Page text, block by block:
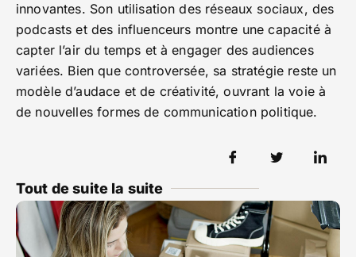
innovantes. Son utilisation des réseaux sociaux, des
podcasts et des influenceurs montre une capacité à
capter l’air du temps et à engager des audiences
variées. Bien que controversée, sa stratégie reste un
modèle d’audace et de créativité, ouvrant la voie à
de nouvelles formes de communication politique.
Tout de suite la suite